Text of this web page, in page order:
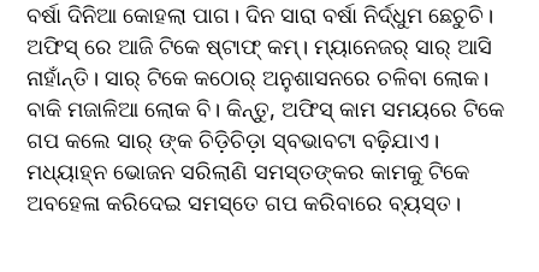
ବର୍ଷା ଦିନିଆ କୋହଲା ପାଗ। ଦିନ ସାରା ବର୍ଷା ନିର୍ଦ୍ଧୁମ ଛେଚୁଚି।
ଅଫିସ୍ ରେ ଆଜି ଟିକେ ଷ୍ଟାଫ୍ କମ୍। ମ୍ୟାନେଜର୍ ସାର୍ ଆସି
ନାହାଁନ୍ତି। ସାର୍ ଟିକେ କଠୋର୍ ଅନୁଶାସନରେ ଚଳିବା ଲୋକ।
ବାକି ମଜାଳିଆ ଲୋକ ବି। କିନ୍ତୁ, ଅଫିସ୍ କାମ ସମୟରେ ଟିକେ
ଗପ କଲେ ସାର୍ ଙ୍କ ଚିଡ଼ିଚିଡ଼ା ସ୍ବଭାବଟା ବଢ଼ିଯାଏ।
ମଧ୍ୟାହ୍ନ ଭୋଜନ ସରିଲାଣି ସମସ୍ତଙ୍କର କାମକୁ ଟିକେ
ଅବହେଳା କରିଦେଇ ସମସ୍ତେ ଗପ କରିବାରେ ବ୍ୟସ୍ତ।